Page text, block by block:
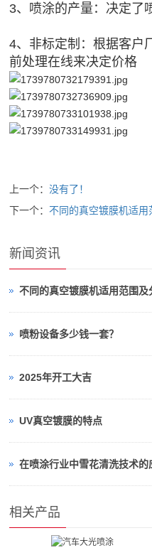
3、喷涂的产量：决定了
4、非标定制：根据客户
前处理在线来决定价格
上一个：没有了！
下一个：不同的真空镀膜机适用
新闻资讯
不同的真空镀膜机适用范围及
喷粉设备多少钱一套？
2025年开工大吉
UV真空镀膜的特点
在喷涂行业中雪花清洗技术的
相关产品